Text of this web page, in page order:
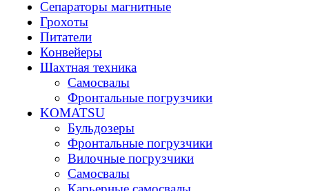
Сепараторы магнитные
Грохоты
Питатели
Конвейеры
Шахтная техника
Самосвалы
Фронтальные погрузчики
KOMATSU
Бульдозеры
Фронтальные погрузчики
Вилочные погрузчики
Самосвалы